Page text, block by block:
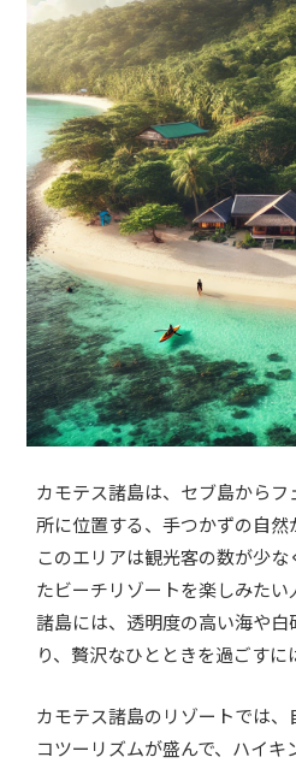
カモテス諸島は、セブ島から
所に位置する、手つかずの自然
このエリアは観光客の数が少
たビーチリゾートを楽しみた
諸島には、透明度の高い海や
り、贅沢なひとときを過ごすに
カモテス諸島のリゾートでは
コツーリズムが盛んで、ハイキ